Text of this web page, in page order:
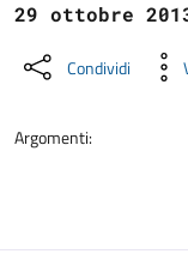
29 ottobre
Condividi
Argomenti: